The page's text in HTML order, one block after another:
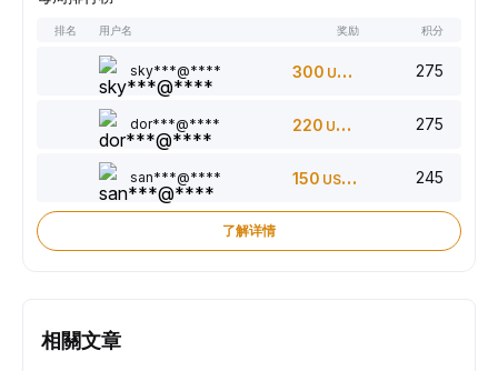
排名 用户名 奖励 积分
sky***@**** 300 USDT 275
dor***@**** 220 USDT 275
san***@**** 150 USDT 245
了解详情
相關文章